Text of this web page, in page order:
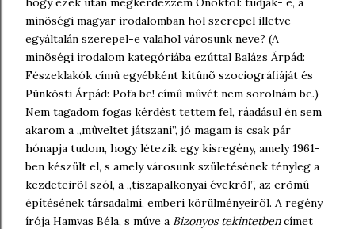
minõségi magyar irodalomban hol szerepel illetve
egyáltalán szerepel-e valahol városunk neve? (A
minõségi irodalom kategóriába ezúttal Balázs Árpád:
Fészeklakók címû egyébként kitûnõ szociográfiáját és
Pünkösti Árpád: Pofa be! címû mûvét nem sorolnám be.)
Nem tagadom fogas kérdést tettem fel, ráadásul én sem
akarom a ,,mûveltet játszani”, jó magam is csak pár
hónapja tudom, hogy létezik egy kisregény, amely 1961-
ben készült el, s amely városunk születésének tényleg a
kezdeteirõl szól, a ,,tiszapalkonyai évekrõl”, az erõmû
építésének társadalmi, emberi körülményeirõl. A regény
írója Hamvas Béla, s mûve a Bizonyos tekintetbencímet